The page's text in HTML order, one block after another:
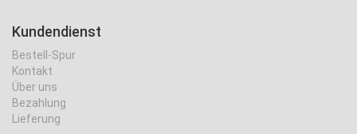
Kundendienst
Bestell-Spur
Kontakt
Über uns
Bezahlung
Lieferung